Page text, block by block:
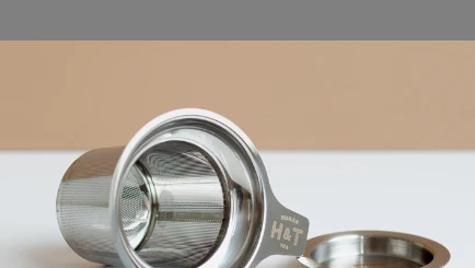
vous aimerez aussi...